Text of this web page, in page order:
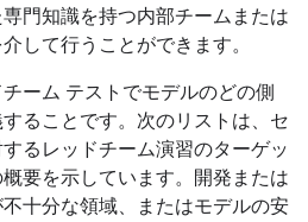
門知識を持つ内部チームまたは
して行うことができます。
ーム テストでモデルのどの側
ることです。次のリストは、セ
るレッドチーム演習のターゲッ
要を示しています。開発または
十分な領域、またはモデルの安